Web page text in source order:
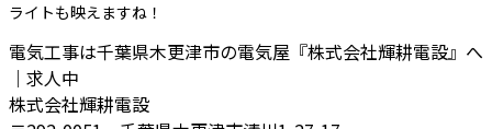
ライトも映えますね！
電気工事は千葉県木更津市の電気屋『株式会社輝耕電設』へ
｜求人中
株式会社輝耕電設